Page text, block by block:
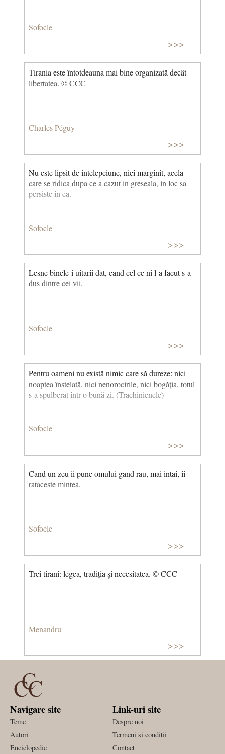
Sofocle
>>>
Tirania este întotdeauna mai bine organizată decât
libertatea. © CCC
Charles Péguy
>>>
Nu este lipsit de intelepciune, nici marginit, acela
care se ridica dupa ce a cazut in greseala, in loc sa
persiste in ea.
Sofocle
>>>
Lesne binele-i uitarii dat, cand cel ce ni l-a facut s-a
dus dintre cei vii.
Sofocle
>>>
Pentru oameni nu există nimic care să dureze: nici
noaptea înstelată, nici nenorocirile, nici bogăția, totul
s-a spulberat într-o bună zi. (Trachinienele)
Sofocle
>>>
Cand un zeu ii pune omului gand rau, mai intai, ii
rataceste mintea.
Sofocle
>>>
Trei tirani: legea, tradiția şi necesitatea. © CCC
Menandru
>>>
Navigare site
Teme
Autori
Enciclopedie
Link-uri site
Despre noi
Termeni si conditii
Contact